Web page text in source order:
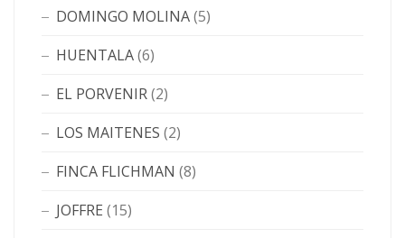
DOMINGO MOLINA(5)
HUENTALA(6)
EL PORVENIR(2)
LOS MAITENES (2)
FINCA FLICHMAN (8)
JOFFRE (15)